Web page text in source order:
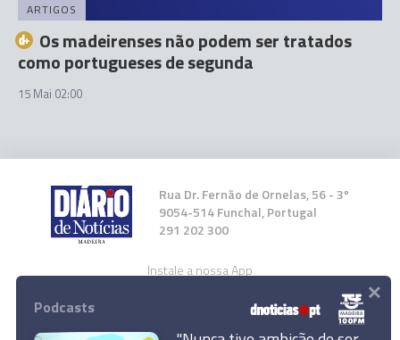
ARTIGOS
Os madeirenses não podem ser tratados
como portugueses de segunda
15 Mai 02:00
Rua Dr. Fernão de Ornelas, 56 - 3º
9054-514 Funchal, Portugal
291 202 300
Instale a nossa App
Podcasts ×